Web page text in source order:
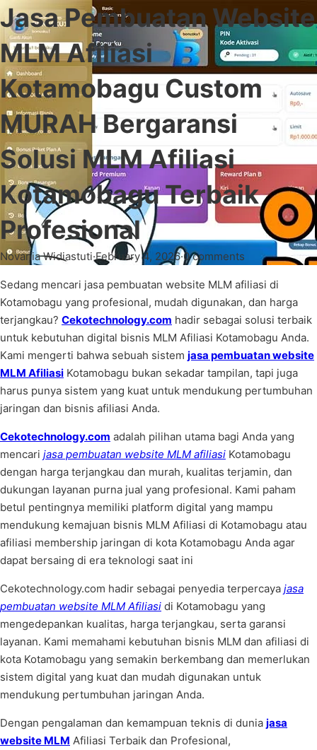
Jasa Pembuatan Website
MLM Afiliasi
Kotamobagu Custom
MURAH Bergaransi
Solusi MLM Afiliasi
Kotamobagu Terbaik
Profesional
Novania Widiastuti·February 4, 2026·0 comments
Sedang mencari jasa pembuatan website MLM afiliasi di
Kotamobagu yang profesional, mudah digunakan, dan harga
terjangkau? Cekotechnology.com hadir sebagai solusi terbaik
untuk kebutuhan digital bisnis MLM Afiliasi Kotamobagu Anda.
Kami mengerti bahwa sebuah sistem jasa pembuatan website
MLM Afiliasi Kotamobagu bukan sekadar tampilan, tapi juga
harus punya sistem yang kuat untuk mendukung pertumbuhan
jaringan dan bisnis afiliasi Anda.
Cekotechnology.com adalah pilihan utama bagi Anda yang
mencari jasa pembuatan website MLM afiliasi Kotamobagu
dengan harga terjangkau dan murah, kualitas terjamin, dan
dukungan layanan purna jual yang profesional. Kami paham
betul pentingnya memiliki platform digital yang mampu
mendukung kemajuan bisnis MLM Afiliasi di Kotamobagu atau
afiliasi membership jaringan di kota Kotamobagu Anda agar
dapat bersaing di era teknologi saat ini
Cekotechnology.com hadir sebagai penyedia terpercaya jasa
pembuatan website MLM Afiliasi di Kotamobagu yang
mengedepankan kualitas, harga terjangkau, serta garansi
layanan. Kami memahami kebutuhan bisnis MLM dan afiliasi di
kota Kotamobagu yang semakin berkembang dan memerlukan
sistem digital yang kuat dan mudah digunakan untuk
mendukung pertumbuhan jaringan Anda.
Dengan pengalaman dan kemampuan teknis di dunia jasa
website MLM Afiliasi Terbaik dan Profesional,